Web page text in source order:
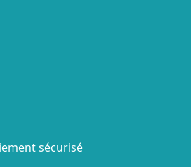
sécurisé